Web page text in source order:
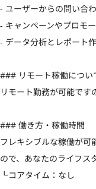
- ユーザーからの問い合
- キャンペーンやプロモ
- データ分析とレポート
### リモート稼働につい
リモート勤務が可能です
### 働き方・稼働時間
フレキシブルな稼働が可
ので、あなたのライフス
┗コアタイム：なし